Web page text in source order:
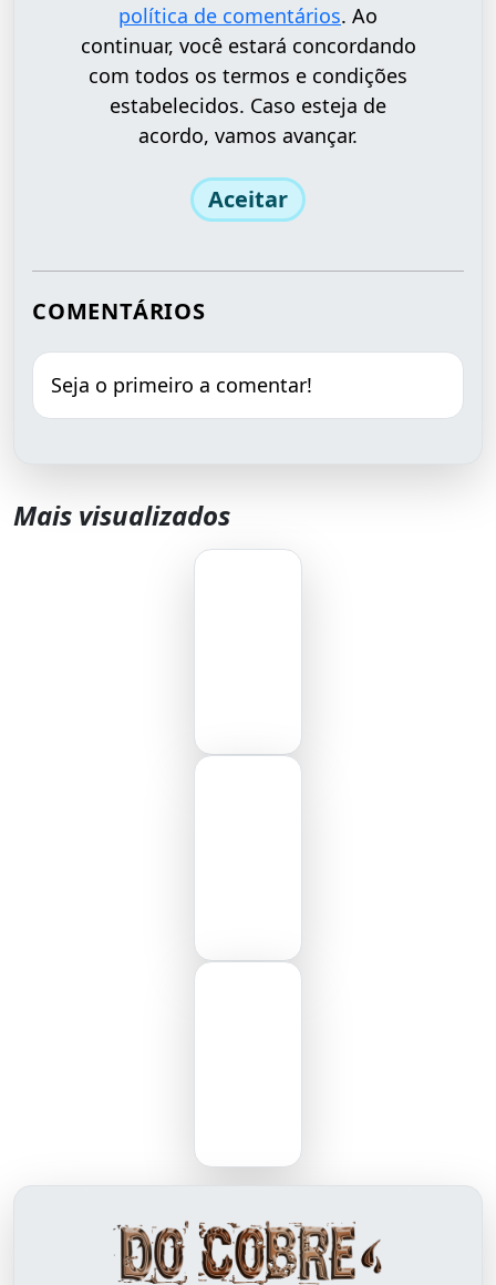
política de comentários. Ao
continuar, você estará concordando
com todos os termos e condições
estabelecidos. Caso esteja de
acordo, vamos avançar.
Aceitar
COMENTÁRIOS
Seja o primeiro a comentar!
Mais visualizados